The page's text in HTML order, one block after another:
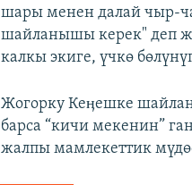
шары менен далай чыр-
шайланышы керек" деп
калкы экиге, үчкө
Жогорку Кеӊешке
барса “кичи мекенин”
жалпы мамлекеттик